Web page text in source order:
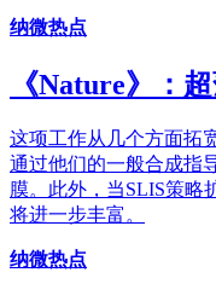
纳微热点
《Nature》：
这项工作从几个方面拓
通过他们的一般合成指
膜。此外，当SLIS策略
将进一步丰富。
纳微热点